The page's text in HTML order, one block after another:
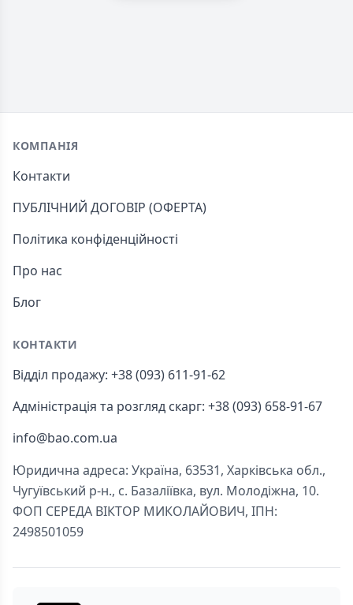
Footer
КОМПАНІЯ
Контакти
ПУБЛІЧНИЙ ДОГОВІР (ОФЕРТА)
Політика конфіденційності
Про нас
Блог
КОНТАКТИ
Відділ продажу: +38 (093) 611-91-62
Адміністрація та розгляд скарг: +38 (093) 658-91-67
info@bao.com.ua
Юридична адреса: Україна, 63531, Харківська обл.,
Чугуївський р-н., с. Базаліївка, вул. Молодіжна, 10.
ФОП СЕРЕДА ВІКТОР МИКОЛАЙОВИЧ, ІПН:
2498501059